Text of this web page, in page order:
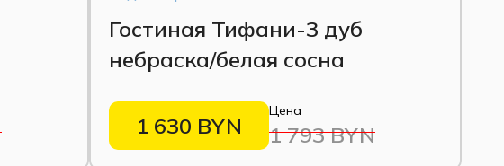
«Гориция» (шкафы-купе, распашные шкафы,
во вкладке «Модульные товары». Наши специалисты
Гостиная Тифани-3 дуб
небраска/белая сосна
Цена
1 793 BYN
1 630 BYN